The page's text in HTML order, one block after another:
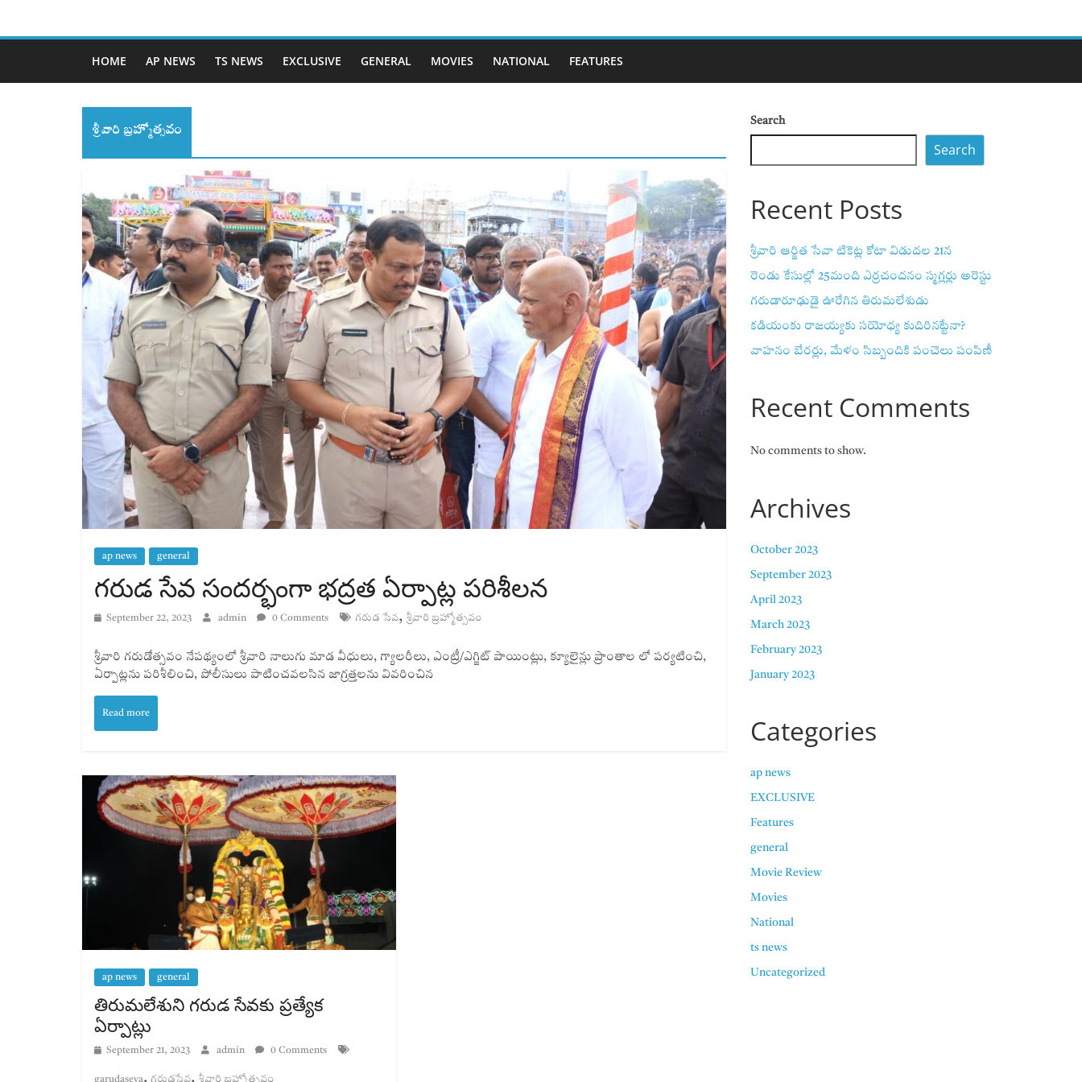
HOME AP NEWS TS NEWS EXCLUSIVE GENERAL MOVIES NATIONAL FEATURES
శ్రీవారి బ్రహ్మోత్సవం
ap news general
గరుడ సేవ సందర్భంగా భద్రత ఏర్పాట్ల పరిశీలన
September 22, 2023 admin 0 Comments గరుడ సేవ, శ్రీవారి బ్రహ్మోత్సవం
శ్రీవారి గరుడోత్సవం నేపథ్యంలో శ్రీవారి నాలుగు మాడ వీధులు, గ్యాలరీలు, ఎంట్రీ/ఎగ్జిట్ పాయింట్లు, క్యూలైన్లు ప్రాంతాల లో పర్యటించి,
ఏర్పాట్లను పరిశీలించి, పోలీసులు పాటించవలసిన జాగ్రత్తలను వివరించిన
Read more
ap news general
తిరుమలేశుని గరుడ సేవకు ప్రత్యేక
ఏర్పాట్లు
September 21, 2023 admin 0 Comments
garudaseva, గరుడసేవ, శ్రీవారి బ్రహ్మోత్సవం
Search
Search
Recent Posts
శ్రీవారి ఆర్జిత సేవా టికెట్ల కోటా విడుదల 21న
రెండు కేసుల్లో 25మంది ఎర్రచందనం స్మగ్లర్లు అరెస్టు
గరుడారూఢుడై ఊరేగిన తిరుమలేశుడు
కడియంకు రాజయ్యకు సయోధ్య కుదిరినట్టేనా?
వాహ‌నం బేర‌ర్లు, మేళం సిబ్బందికి పంచెలు పంపిణీ
Recent Comments
No comments to show.
Archives
October 2023
September 2023
April 2023
March 2023
February 2023
January 2023
Categories
ap news
EXCLUSIVE
Features
general
Movie Review
Movies
National
ts news
Uncategorized